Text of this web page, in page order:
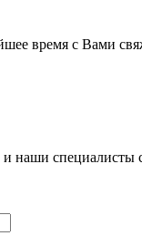
время с Вами
наши